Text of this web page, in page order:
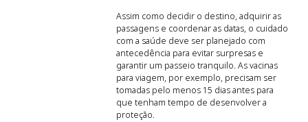
Assim como decidir o destino, adquirir as
passagens e coordenar as datas, o cuidado
com a saúde deve ser planejado com
antecedência para evitar surpresas e
garantir um passeio tranquilo. As vacinas
para viagem, por exemplo, precisam ser
tomadas pelo menos 15 dias antes para
que tenham tempo de desenvolver a
proteção.